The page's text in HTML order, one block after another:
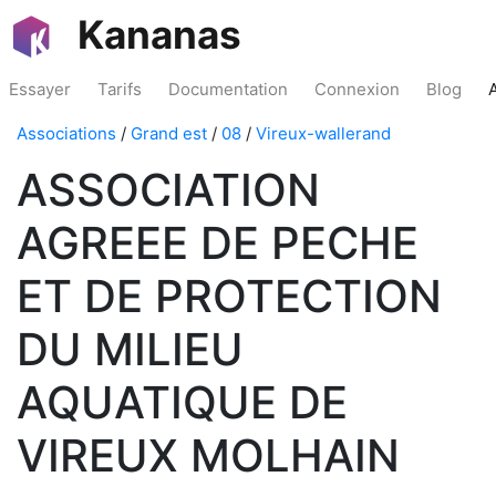
Kananas
Essayer Tarifs Documentation Connexion Blog
Associations / Grand est / 08 / Vireux-wallerand
ASSOCIATION
AGREEE DE PECHE
ET DE PROTECTION
DU MILIEU
AQUATIQUE DE
VIREUX MOLHAIN